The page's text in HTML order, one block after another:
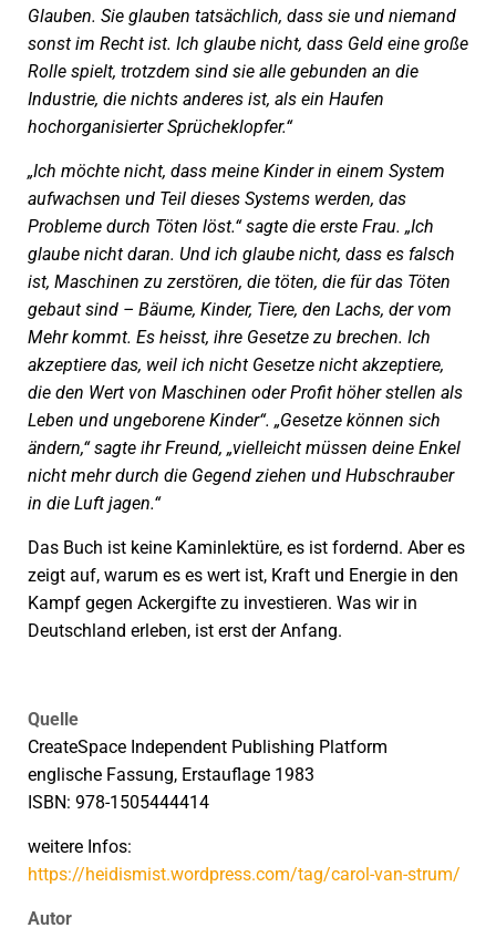
Glauben. Sie glauben tatsächlich, dass sie und niemand
sonst im Recht ist. Ich glaube nicht, dass Geld eine große
Rolle spielt, trotzdem sind sie alle gebunden an die
Industrie, die nichts anderes ist, als ein Haufen
hochorganisierter Sprücheklopfer.“
„Ich möchte nicht, dass meine Kinder in einem System
aufwachsen und Teil dieses Systems werden, das
Probleme durch Töten löst.“ sagte die erste Frau. „Ich
glaube nicht daran. Und ich glaube nicht, dass es falsch
ist, Maschinen zu zerstören, die töten, die für das Töten
gebaut sind – Bäume, Kinder, Tiere, den Lachs, der vom
Mehr kommt. Es heisst, ihre Gesetze zu brechen. Ich
akzeptiere das, weil ich nicht Gesetze nicht akzeptiere,
die den Wert von Maschinen oder Profit höher stellen als
Leben und ungeborene Kinder“. „Gesetze können sich
ändern,“ sagte ihr Freund, „vielleicht müssen deine Enkel
nicht mehr durch die Gegend ziehen und Hubschrauber
in die Luft jagen.“
Das Buch ist keine Kaminlektüre, es ist fordernd. Aber es
zeigt auf, warum es es wert ist, Kraft und Energie in den
Kampf gegen Ackergifte zu investieren. Was wir in
Deutschland erleben, ist erst der Anfang.
Quelle
CreateSpace Independent Publishing Platform
englische Fassung, Erstauflage 1983
ISBN: 978-1505444414
weitere Infos:
https://heidismist.wordpress.com/tag/carol-van-strum/
Autor